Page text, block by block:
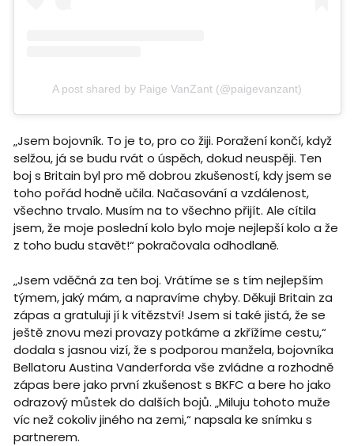
A post shared by Paige VanZant (@paigevanzant)
„Jsem bojovník. To je to, pro co žiji. Poražení končí, když
selžou, já se budu rvát o úspěch, dokud neuspěji. Ten
boj s Britain byl pro mě dobrou zkušeností, kdy jsem se
toho pořád hodně učila. Načasování a vzdálenost,
všechno trvalo. Musím na to všechno přijít. Ale cítila
jsem, že moje poslední kolo bylo moje nejlepší kolo a že
z toho budu stavět!“ pokračovala odhodlaně.
„Jsem vděčná za ten boj. Vrátíme se s tím nejlepším
týmem, jaký mám, a napravíme chyby. Děkuji Britain za
zápas a gratuluji jí k vítězství! Jsem si také jistá, že se
ještě znovu mezi provazy potkáme a zkřížíme cestu,“
dodala s jasnou vizí, že s podporou manžela, bojovníka
Bellatoru Austina Vanderforda vše zvládne a rozhodně
zápas bere jako první zkušenost s BKFC a bere ho jako
odrazový můstek do dalších bojů. „Miluju tohoto muže
víc než cokoliv jiného na zemi,“ napsala ke snímku s
partnerem.